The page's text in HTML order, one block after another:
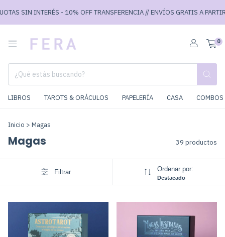
INTERÉS - 10% OFF TRANSFERENCIA // ENVÍOS GRATIS A PARTIR DE
0
LIBROS TAROTS & ORÁCULOS PAPELERÍA CASA
Inicio > Magas
Magas 39 productos
Filtrar Ordenar por:
Destacado